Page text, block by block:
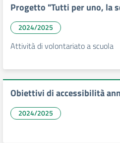
Progetto "Tutti per uno, la
2024/2025
Attività di volontariato a scuola
Obiettivi di accessibilità
2024/2025